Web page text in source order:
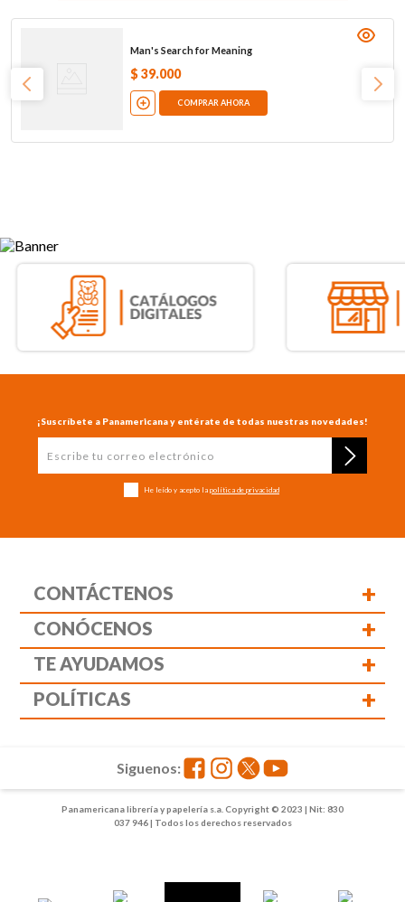
Man's Search for Meaning
$ 39.000
COMPRAR AHORA
¡Suscríbete a Panamericana y entérate de todas nuestras novedades!
He leído y acepto la política de privacidad
CONTÁCTENOS +
CONÓCENOS +
TE AYUDAMOS +
POLÍTICAS +
Panamericana librería y papelería s.a. Copyright © 2023 | Nit: 830
037 946 | Todos los derechos reservados
Siguenos: